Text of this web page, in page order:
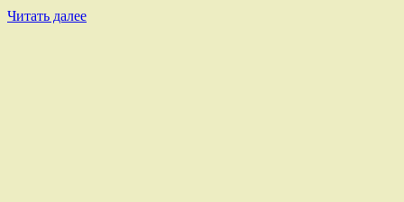
Читать далееПрочитать